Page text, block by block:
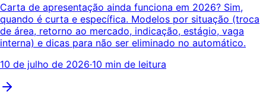
Carta de apresentação ainda funciona em 2026? Sim,
quando é curta e específica. Modelos por situação (troca
de área, retorno ao mercado, indicação, estágio, vaga
interna) e dicas para não ser eliminado no automático.
10 de julho de 2026·10 min de leitura